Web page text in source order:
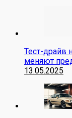
Тест-драйв
меняют
13.05.2025